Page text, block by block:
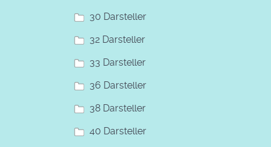
30 Darsteller
32 Darsteller
33 Darsteller
36 Darsteller
38 Darsteller
40 Darsteller